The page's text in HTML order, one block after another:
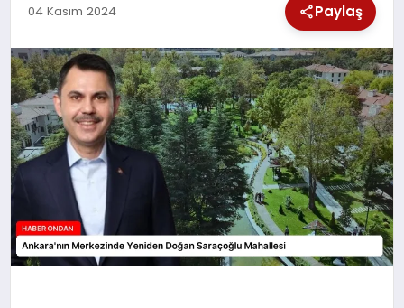
TEKNOLOJI
YAŞAM
04 Kasım 2024 Paylaş